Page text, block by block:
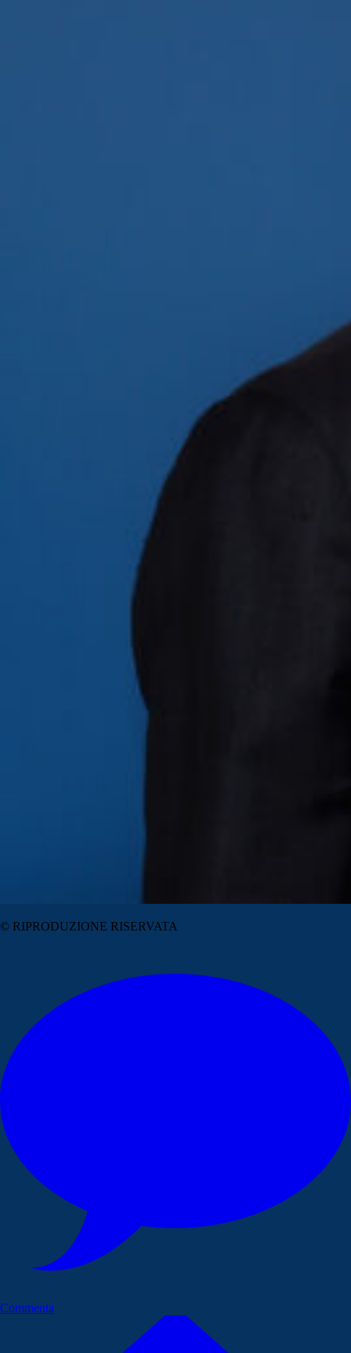
© RIPRODUZIONE RISERVATA
Commenta